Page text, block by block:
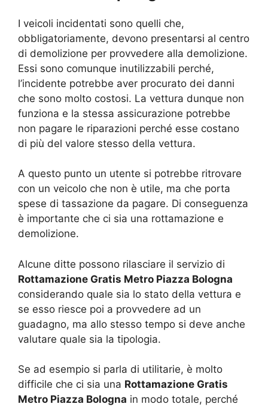
I veicoli incidentati sono quelli che,
obbligatoriamente, devono presentarsi al centro
di demolizione per provvedere alla demolizione.
Essi sono comunque inutilizzabili perché,
l’incidente potrebbe aver procurato dei danni
che sono molto costosi. La vettura dunque non
funziona e la stessa assicurazione potrebbe
non pagare le riparazioni perché esse costano
di più del valore stesso della vettura.
A questo punto un utente si potrebbe ritrovare
con un veicolo che non è utile, ma che porta
spese di tassazione da pagare. Di conseguenza
è importante che ci sia una rottamazione e
demolizione.
Alcune ditte possono rilasciare il servizio di
Rottamazione Gratis Metro Piazza Bologna
considerando quale sia lo stato della vettura e
se esso riesce poi a provvedere ad un
guadagno, ma allo stesso tempo si deve anche
valutare quale sia la tipologia.
Se ad esempio si parla di utilitarie, è molto
difficile che ci sia una Rottamazione Gratis
Metro Piazza Bologna in modo totale, perché